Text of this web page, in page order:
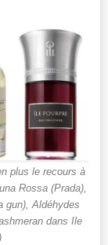
plus le recours à
Rossa (Prada),
gun), Aldéhydes
dans Ile